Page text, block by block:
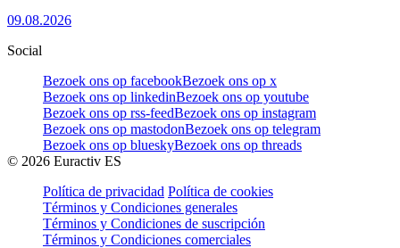
09.08.2026
Social
Bezoek ons op facebookBezoek ons op x
Bezoek ons op linkedinBezoek ons op youtube
Bezoek ons op rss-feedBezoek ons op instagram
Bezoek ons op mastodonBezoek ons op telegram
Bezoek ons op blueskyBezoek ons op threads
© 2026 Euractiv ES
Política de privacidad Política de cookies
Términos y Condiciones generales
Términos y Condiciones de suscripción
Términos y Condiciones comerciales